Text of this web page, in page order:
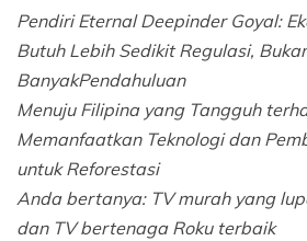
Pendiri Eternal Deepinder Goyal:
Butuh Lebih Sedikit Regulasi,
BanyakPendahuluan
Menuju Filipina yang Tangguh
Memanfaatkan Teknologi dan
untuk Reforestasi
Anda bertanya: TV murah yang
dan TV bertenaga Roku terbaik